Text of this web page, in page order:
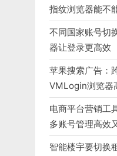
指纹浏览器能不
不同国家账号切
器让登录更高效
苹果搜索广告：
VMLogin浏览器
电商平台营销工
多账号管理高效
智能楼宇要切换